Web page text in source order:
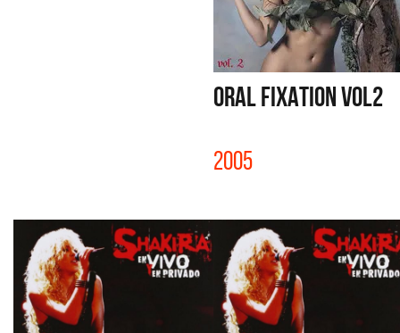
ORAL FIXATION VOL2
2005